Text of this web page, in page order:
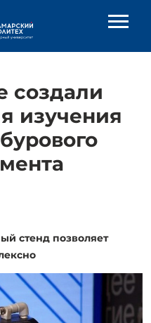
создали
изучения
стенд позволяет